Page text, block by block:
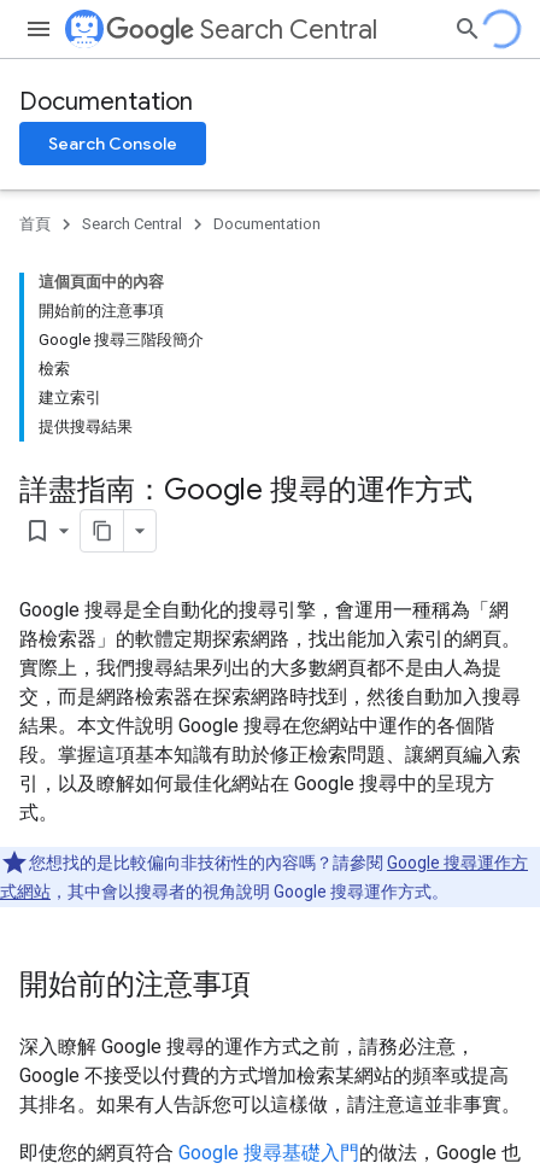
Search Central
Documentation
Search Console
首頁 Search Central Documentation
這個頁面中的內容
開始前的注意事項
Google 搜尋三階段簡介
檢索
建立索引
提供搜尋結果
詳盡指南：Google 搜尋的運作方式
bookmark_border
Google 搜尋是全自動化的搜尋引擎，會運用一種稱為「網
路檢索器」的軟體定期探索網路，找出能加入索引的網頁。
實際上，我們搜尋結果列出的大多數網頁都不是由人為提
交，而是網路檢索器在探索網路時找到，然後自動加入搜尋
結果。本文件說明 Google 搜尋在您網站中運作的各個階
段。掌握這項基本知識有助於修正檢索問題、讓網頁編入索
引，以及瞭解如何最佳化網站在 Google 搜尋中的呈現方
式。
您想找的是比較偏向非技術性的內容嗎？請參閱 Google 搜尋運作方
式網站 ，其中會以搜尋者的視角說明 Google 搜尋運作方式。
開始前的注意事項
深入瞭解 Google 搜尋的運作方式之前，請務必注意，
Google 不接受以付費的方式增加檢索某網站的頻率或提高
其排名。如果有人告訴您可以這樣做，請注意這並非事實。
即使您的網頁符合 Google 搜尋基礎入門的做法，Google 也